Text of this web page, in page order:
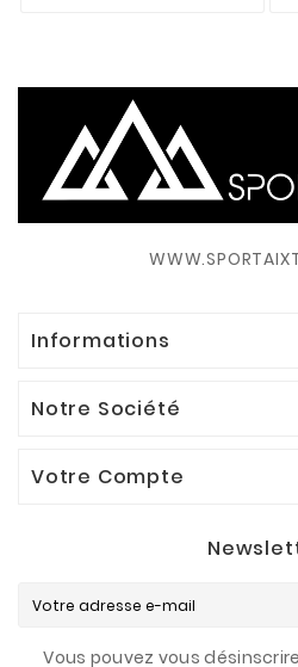
Informations
Notre Société
Votre Compte
Vous pouvez vous